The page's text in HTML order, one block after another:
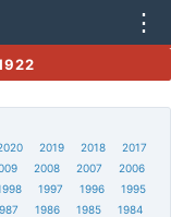
⋮
2019 2018
2017
2008 2007
2006
1997 1996
1995
1986 1985
1984